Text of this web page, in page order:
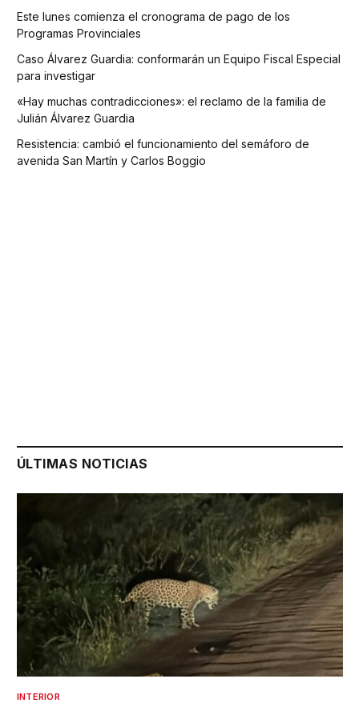
Este lunes comienza el cronograma de pago de los
Programas Provinciales
Caso Álvarez Guardia: conformarán un Equipo Fiscal Especial
para investigar
«Hay muchas contradicciones»: el reclamo de la familia de
Julián Álvarez Guardia
Resistencia: cambió el funcionamiento del semáforo de
avenida San Martín y Carlos Boggio
ÚLTIMAS NOTICIAS
INTERIOR